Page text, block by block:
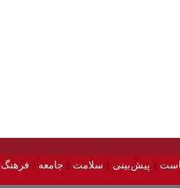
پیش‌بینی سلامت جامعه فرهنگ